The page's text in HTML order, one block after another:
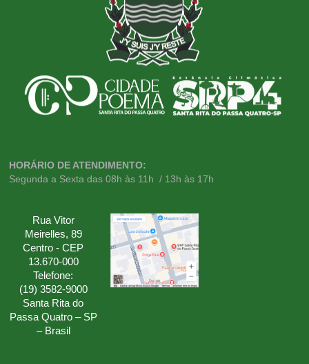
HORÁRIO DE ATENDIMENTO:
Segunda a Sexta das 08h às 11h / 13h às 17h
Rua Vitor
Meirelles, 89
Centro - CEP
13.670-000
Telefone:
(19) 3582-9000
Santa Rita do
Passa Quatro – SP
– Brasil